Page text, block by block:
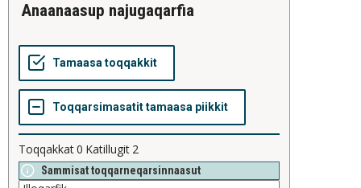
anaanaasup najugaqarfia
Toqqakkat0 Katillugit 2
Sammisat toqqarneqarsinnaasut